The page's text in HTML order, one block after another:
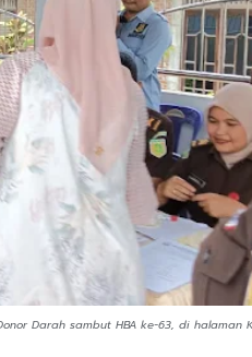
Darah sambut HBA ke-63, di halaman